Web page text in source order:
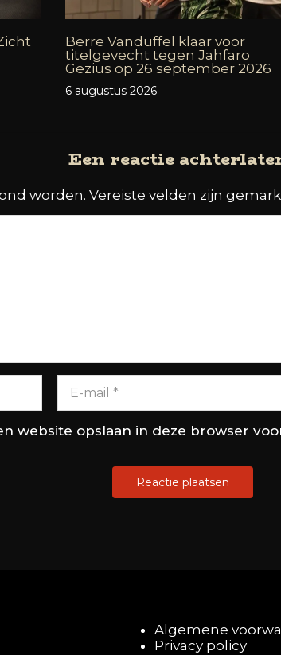
Berre Vanduffel klaar voor
titelgevecht tegen Jahfaro
Gezius op 26 september 2026
6 augustus 2026
Een reactie
worden. Vereiste velden zijn
website opslaan in deze browser
Algemene
Privacy policy